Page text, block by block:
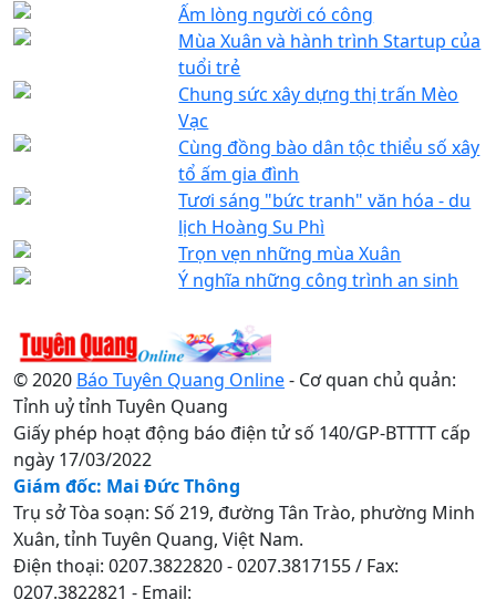
Ấm lòng người có công
Mùa Xuân và hành trình Startup của
tuổi trẻ
Chung sức xây dựng thị trấn Mèo
Vạc
Cùng đồng bào dân tộc thiểu số xây
tổ ấm gia đình
Tươi sáng "bức tranh" văn hóa - du
lịch Hoàng Su Phì
Trọn vẹn những mùa Xuân
Ý nghĩa những công trình an sinh
© 2020 Báo Tuyên Quang Online- Cơ quan chủ quản:
Tỉnh uỷ tỉnh Tuyên Quang
Giấy phép hoạt động báo điện tử số 140/GP-BTTTT cấp
ngày 17/03/2022
Giám đốc: Mai Đức Thông
Trụ sở Tòa soạn: Số 219, đường Tân Trào, phường Minh
Xuân, tỉnh Tuyên Quang, Việt Nam.
Điện thoại: 0207.3822820 - 0207.3817155 / Fax:
0207.3822821 - Email: